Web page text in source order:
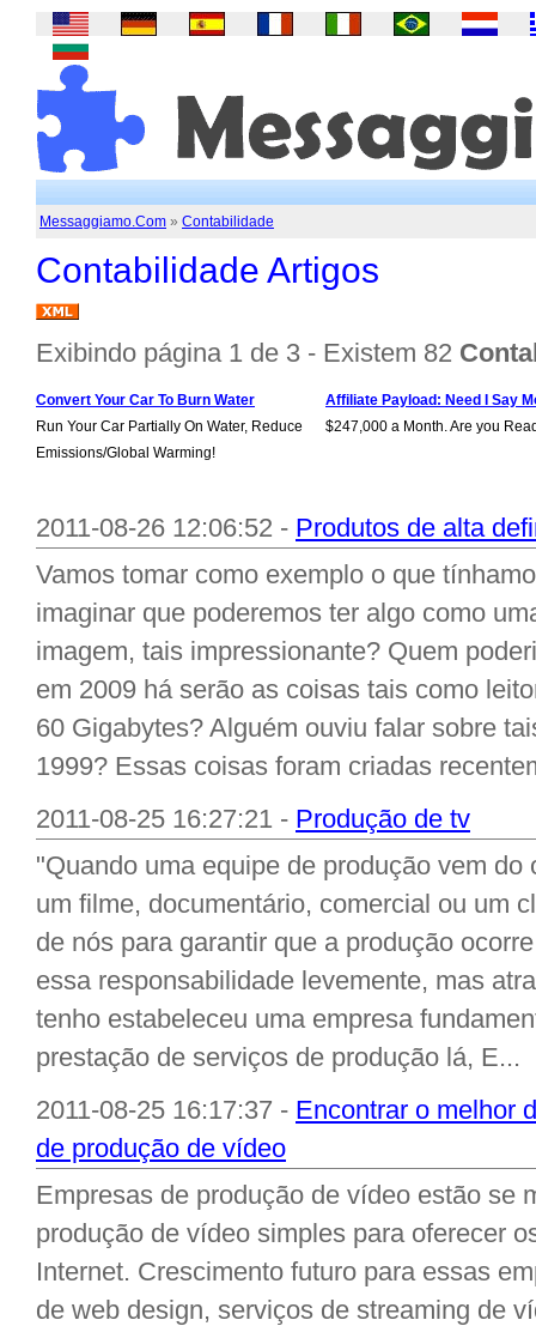
Messaggiamo.Com » Contabilidade
Contabilidade Artigos
Exibindo página 1 de 3 - Existem 82
Convert Your Car To Burn Water
Run Your Car Partially On Water, Reduce
Emissions/Global Warming!
Affiliate Payload: Need I Say
$247,000 a Month. Are you
2011-08-26 12:06:52 - Produtos de alta
Vamos tomar como exemplo o que
imaginar que poderemos ter algo como
imagem, tais impressionante? Quem
em 2009 há serão as coisas tais como
60 Gigabytes? Alguém ouviu falar sobre
1999? Essas coisas foram criadas
2011-08-25 16:27:21 - Produção de tv
"Quando uma equipe de produção vem
um filme, documentário, comercial ou um
de nós para garantir que a produção
essa responsabilidade levemente, mas
tenho estabeleceu uma empresa
prestação de serviços de produção lá, E...
2011-08-25 16:17:37 - Encontrar o melhor
de produção de vídeo
Empresas de produção de vídeo estão se
produção de vídeo simples para oferecer
Internet. Crescimento futuro para essas
de web design, serviços de streaming de